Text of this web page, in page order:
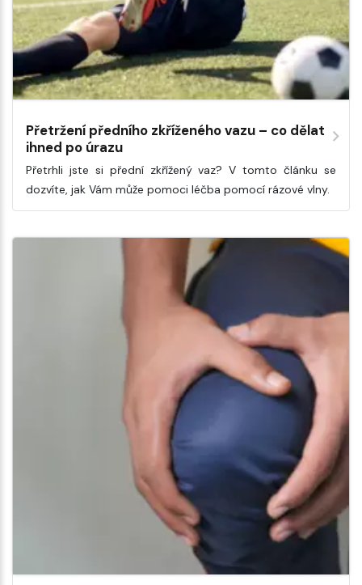
Přetržení předního zkříženého vazu – co dělat
ihned po úrazu
Přetrhli jste si přední zkřížený vaz? V tomto článku se
dozvíte, jak Vám může pomoci léčba pomocí rázové vlny.